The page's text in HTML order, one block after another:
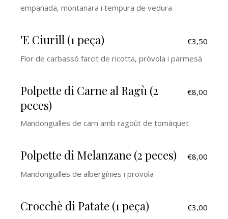
empanada, montanara i tempura de vedura
'E Ciurill (1 peça)
€3,50
Flor de carbassó farcit de ricotta, pròvola i parmesà
Polpette di Carne al Ragù (2
peces)
€8,00
Mandonguilles de carn amb ragoût de tomàquet
Polpette di Melanzane (2 peces)
€8,00
Mandonguilles de albergínies i provola
Crocchè di Patate (1 peça)
€3,00